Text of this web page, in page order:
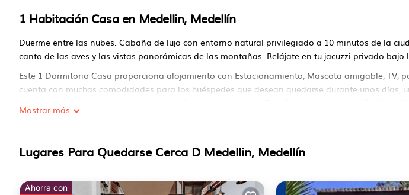
1 Habitación Casa en Medellin, Medellín
Duerme entre las nubes. Cabaña de lujo con entorno natural privilegiado a 10 minutos de la
canto de las aves y las vistas panorámicas de las montañas. Relájate en tu jacuzzi privado bajo
Este 1 Dormitorio Casa proporciona alojamiento con Estacionamiento, Mascota amigable, TV,
cuenta con muchas comodidades para los huéspedes que desean quedarse durante unos días,
oportunidad de explorarlo. La renta Casa posee 1 Dormitorio y 1 Baño para hacerte sentir como
Medellin. Disfruta de tu estadía en Medellin en este Casa.
Mostrar más
Lugares Para Quedarse Cerca D Medellin, Medellín
Ahorra con